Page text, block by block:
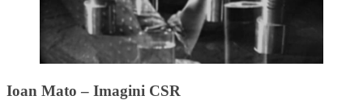
Ioan Mato – Imagini CSR